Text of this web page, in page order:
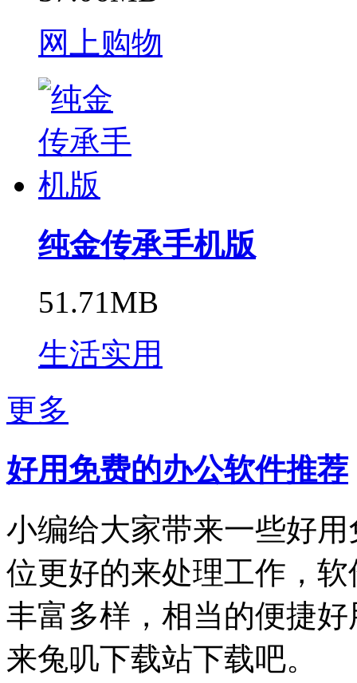
网上购物
纯金传承手机版
51.71MB
生活实用
更多
好用免费的办公软件推荐
小编给大家带来一些好
位更好的来处理工作，
丰富多样，相当的便捷
来兔叽下载站下载吧。